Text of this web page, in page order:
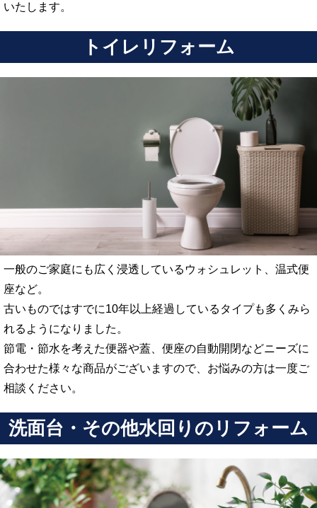
いたします。
トイレリフォーム
一般のご家庭にも広く浸透しているウォシュレット、温式便
座など。
古いものではすでに10年以上経過しているタイプも多くみら
れるようになりました。
節電・節水を考えた便器や蓋、便座の自動開閉などニーズに
合わせた様々な商品がございますので、お悩みの方は一度ご
相談ください。
洗面台・その他水回りのリフォーム